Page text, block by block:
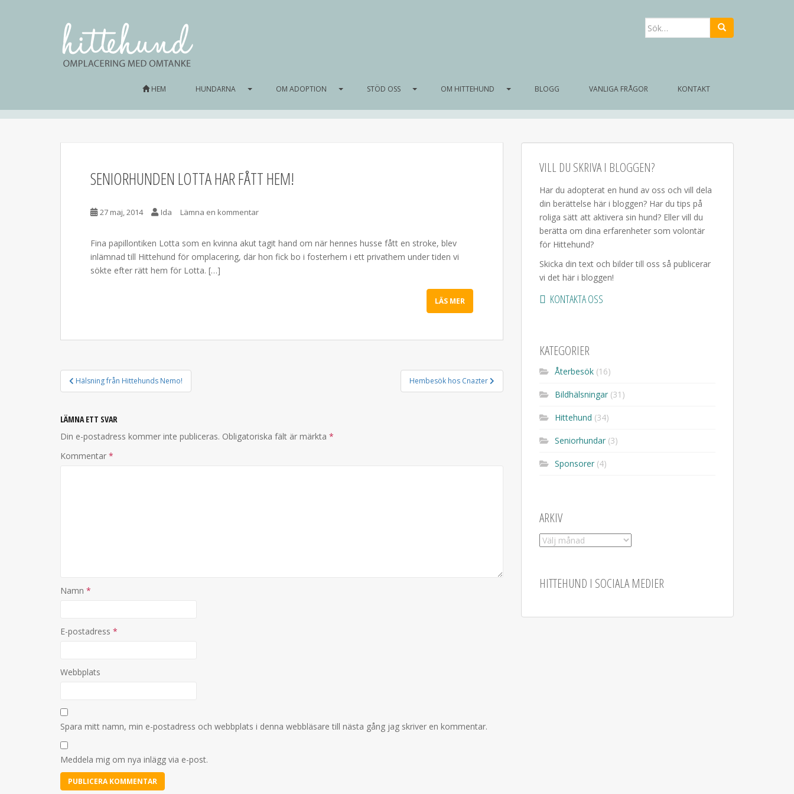
Sök
efter:
HEM HUNDARNA OM ADOPTION STÖD OSS OM HITTEHUND BLOGG VANLIGA FRÅGOR KONTAKT
SENIORHUNDEN LOTTA HAR FÅTT HEM!
27 maj, 2014 Ida Lämna en kommentar
Fina papillontiken Lotta som en kvinna akut tagit hand om när hennes husse fått en stroke, blev
inlämnad till Hittehund för omplacering, där hon fick bo i fosterhem i ett privathem under tiden vi
sökte efter rätt hem för Lotta. […]
LÄS MER
INLÄGGSNAVIGERING
Hälsning från Hittehunds Nemo! Hembesök hos Cnazter
LÄMNA ETT SVAR
Din e-postadress kommer inte publiceras. Obligatoriska fält är märkta *
Kommentar *
Namn *
E-postadress *
Webbplats
Spara mitt namn, min e-postadress och webbplats i denna webbläsare till nästa gång jag skriver en kommentar.
Meddela mig om nya inlägg via e-post.
VILL DU SKRIVA I BLOGGEN?
Har du adopterat en hund av oss och vill dela
din berättelse här i bloggen? Har du tips på
roliga sätt att aktivera sin hund? Eller vill du
berätta om dina erfarenheter som volontär
för Hittehund?
Skicka din text och bilder till oss så publicerar
vi det här i bloggen!
KONTAKTA OSS
KATEGORIER
Återbesök (16)
Bildhälsningar (31)
Hittehund (34)
Seniorhundar (3)
Sponsorer (4)
ARKIV
Arkiv
HITTEHUND I SOCIALA MEDIER